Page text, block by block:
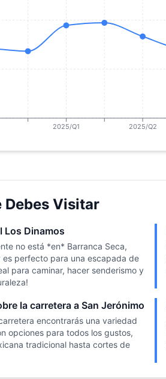
2025/Q1 2025/Q2
Debes Visitar
Los Dinamos
no está *en* Barranca Seca,
perfecto para una escapada de
para caminar, hacer senderismo y
la carretera a San Jerónimo
encontrarás una variedad
opciones para todos los gustos,
tradicional hasta cortes de